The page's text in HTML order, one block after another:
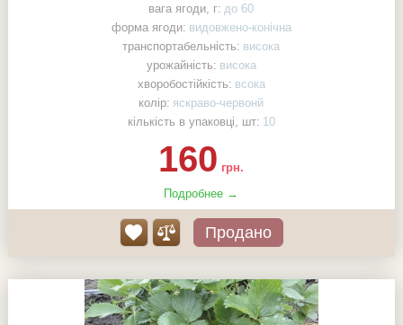
вага ягоди, г: до 60
форма ягоди: видовжено-конічна
транспортабельність: висока
урожайність: висока
хворобостійкість: всока
колір: яскраво-червонй
кількість в упаковці, шт: 10
160 грн.
Подробнее →
Продано